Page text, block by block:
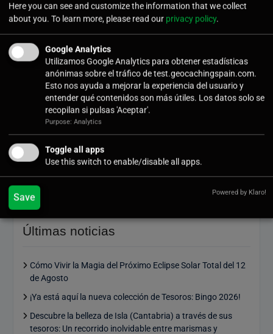
User Password*
Confirm Password*
Submit
Últimas noticias
Cómo Vivir la Magia del Próximo Eclipse Solar Total del 12
de Agosto
¡Ya está aquí la nueva colección de Tesoros: Bingo 2026!
Descubre la belleza de Isla (Cantabria) a través de sus
tesoros: Un recorrido inolvidable entre marismas y
Here you can see and customize the information that we collect
about you. To learn more, please read our privacy policy.
Google Analytics
Utilizamos Google Analytics para obtener estadísticas
anónimas sobre el tráfico de test.geocachingspain.com.
Esto nos ayuda a mejorar la experiencia del usuario y
entender qué contenidos son más útiles. Los datos solo se
recopilan si pulsas 'Aceptar'.
Purpose: Analytics
Toggle all apps
Use this switch to enable/disable all apps.
Save Powered by Klaro!